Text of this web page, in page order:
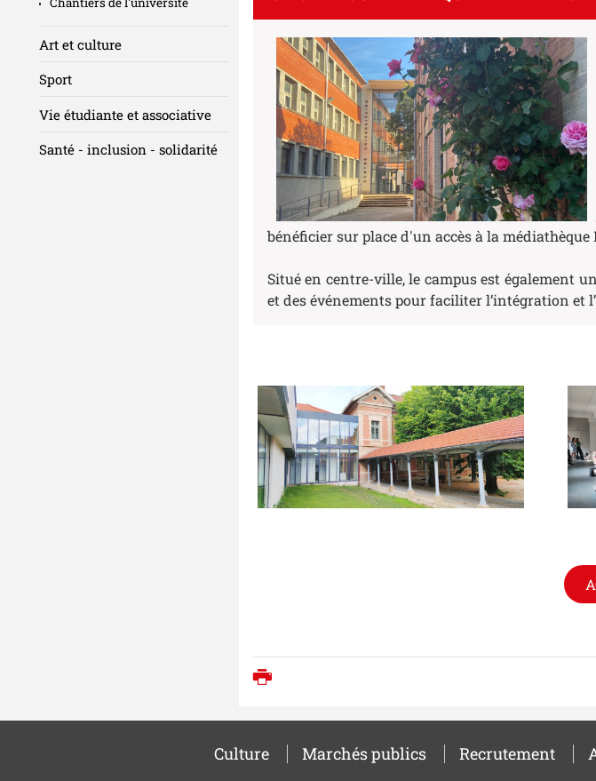
bénéficier sur place d'un accès à la
Situé en centre-ville, le campus est également
et des événements pour faciliter l’intégration et
Art et culture
Sport
Vie étudiante et associative
Santé - inclusion - solidarité
Culture Marchés publics Recrutement